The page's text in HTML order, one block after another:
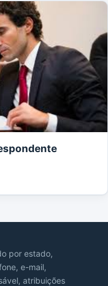
por estado,
e-mail,
atribuições